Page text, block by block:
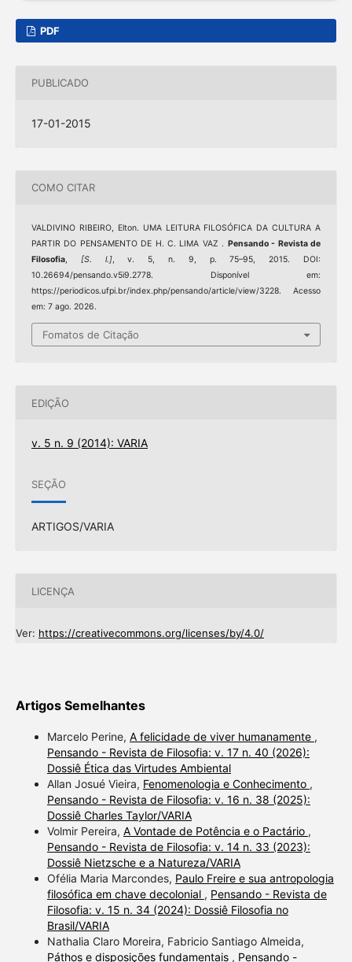
PDF
PUBLICADO
17-01-2015
COMO CITAR
VALDIVINO RIBEIRO, Elton. UMA LEITURA FILOSÓFICA DA CULTURA A
PARTIR DO PENSAMENTO DE H. C. LIMA VAZ . Pensando - Revista de
Filosofia, [S. l.], v. 5, n. 9, p. 75–95, 2015. DOI:
10.26694/pensando.v5i9.2778. Disponível em:
https://periodicos.ufpi.br/index.php/pensando/article/view/3228. Acesso
em: 7 ago. 2026.
Fomatos de Citação
EDIÇÃO
v. 5 n. 9 (2014): VARIA
SEÇÃO
ARTIGOS/VARIA
LICENÇA
Ver: https://creativecommons.org/licenses/by/4.0/
Artigos Semelhantes
Marcelo Perine, A felicidade de viver humanamente ,
Pensando - Revista de Filosofia: v. 17 n. 40 (2026):
Dossiê Ética das Virtudes Ambiental
Allan Josué Vieira, Fenomenologia e Conhecimento ,
Pensando - Revista de Filosofia: v. 16 n. 38 (2025):
Dossiê Charles Taylor/VARIA
Volmir Pereira, A Vontade de Potência e o Pactário ,
Pensando - Revista de Filosofia: v. 14 n. 33 (2023):
Dossiê Nietzsche e a Natureza/VARIA
Ofélia Maria Marcondes, Paulo Freire e sua antropologia
filosófica em chave decolonial , Pensando - Revista de
Filosofia: v. 15 n. 34 (2024): Dossiê Filosofia no
Brasil/VARIA
Nathalia Claro Moreira, Fabricio Santiago Almeida,
Páthos e disposições fundamentais , Pensando -